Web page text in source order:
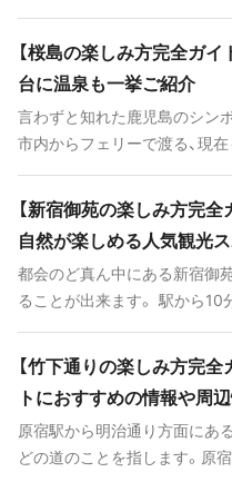
番スポットを探せるおでかけ
旅の計画を立ててみましょう。
定番スポットを探せるおでかけ
な旅の計画を立ててみましょ
【桜島の楽しみ方完全ガイ
台に温泉も一挙ご紹介
言わずと知れた鹿児島のシンボ
市内からフェリーで渡る、現
ていませんか？いやいや、まだ
魅力がそこにはあるのです。
【新宿御苑の楽しみ方完全
自然が楽しめる人気観光
都会のど真ん中にある新宿御
ることが出来ます。 駅から10
はじめ、外国の方も多く訪れる
宿御苑の見どころから周辺ス
で観光の際は是非参考にして
【竹下通りの楽しみ方完全
トにおすすめの情報や周辺
原宿駅から明治通り方面にあ
どの道のことを指します。原